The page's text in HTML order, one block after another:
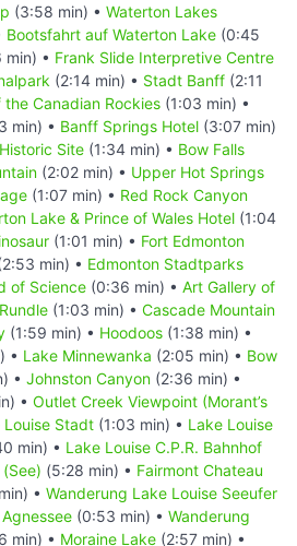
(3:58 min) • Waterton Lakes
Bootsfahrt auf Waterton Lake (0:45
min) • Frank Slide Interpretive Centre
(2:14 min) • Stadt Banff (2:11
Canadian Rockies (1:03 min) •
min) • Banff Springs Hotel (3:07 min)
Site (1:34 min) • Bow Falls
(2:02 min) • Upper Hot Springs
(1:07 min) • Red Rock Canyon
Lake & Prince of Wales Hotel (1:04
(1:01 min) • Fort Edmonton
min) • Edmonton Stadtparks
of Science (0:36 min) • Art Gallery of
(1:03 min) • Cascade Mountain
(1:59 min) • Hoodoos (1:38 min) •
• Lake Minnewanka (2:05 min) • Bow
• Johnston Canyon (2:36 min) •
• Outlet Creek Viewpoint (Morant’s
Louise Stadt (1:03 min) • Lake Louise
min) • Lake Louise C.P.R. Bahnhof
(5:28 min) • Fairmont Chateau
• Wanderung Lake Louise Seeufer
(0:53 min) • Wanderung
min) • Moraine Lake (2:57 min) •